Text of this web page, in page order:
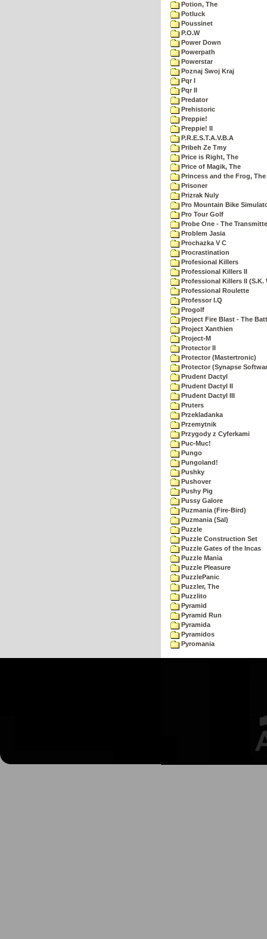
Potion, The
Potluck
Poussinet
P.O.W
Power Down
Powerpath
Powerstar
Poznaj Swoj Kraj
Pqr I
Pqr II
Predator
Prehistoric
Preppie!
Preppie! II
P.R.E.S.T.A.V.B.A
Pribeh Ze Tmy
Price is Right, The
Price of Magik, The
Princess and the Frog, The
Prisoner
Prizrak Nuly
Pro Mountain Bike
Pro Tour Golf
Probe One - The
Problem Jasia
Prochazka V C
Procrastination
Profesional Killers
Professional Killers II
Professional Killers II (S.K.
Professional Roulette
Professor I.Q
Progolf
Project Fire Blast - The
Project Xanthien
Project-M
Protector II
Protector (Mastertronic)
Protector (Synapse
Prudent Dactyl
Prudent Dactyl II
Prudent Dactyl III
Pruters
Przekladanka
Przemytnik
Przygody z Cyferkami
Puc-Muc!
Pungo
Pungoland!
Pushky
Pushover
Pushy Pig
Pussy Galore
Puzmania (Fire-Bird)
Puzmania (Sal)
Puzzle
Puzzle Construction Set
Puzzle Gates of the Incas
Puzzle Mania
Puzzle Pleasure
PuzzlePanic
Puzzler, The
Puzzlito
Pyramid
Pyramid Run
Pyramida
Pyramidos
Pyromania